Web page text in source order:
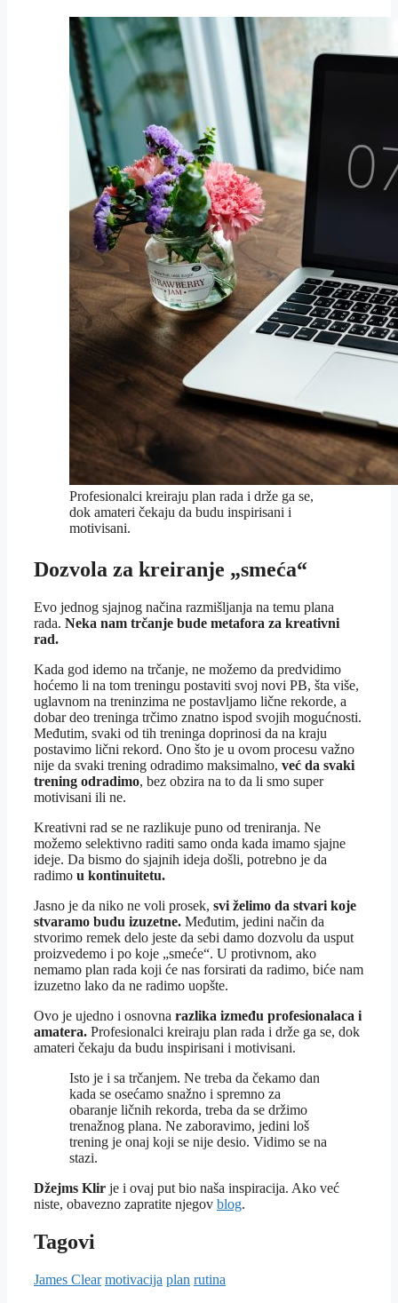
Profesionalci kreiraju plan rada i drže ga se,
dok amateri čekaju da budu inspirisani i
motivisani.
Dozvola za kreiranje „smeća“
Evo jednog sjajnog načina razmišljanja na temu plana
rada. Neka nam trčanje bude metafora za kreativni
rad.
Kada god idemo na trčanje, ne možemo da predvidimo
hoćemo li na tom treningu postaviti svoj novi PB, šta više,
uglavnom na treninzima ne postavljamo lične rekorde, a
dobar deo treninga trčimo znatno ispod svojih mogućnosti.
Međutim, svaki od tih treninga doprinosi da na kraju
postavimo lični rekord. Ono što je u ovom procesu važno
nije da svaki trening odradimo maksimalno, već da svaki
trening odradimo, bez obzira na to da li smo super
motivisani ili ne.
Kreativni rad se ne razlikuje puno od treniranja. Ne
možemo selektivno raditi samo onda kada imamo sjajne
ideje. Da bismo do sjajnih ideja došli, potrebno je da
radimo u kontinuitetu.
Jasno je da niko ne voli prosek, svi želimo da stvari koje
stvaramo budu izuzetne. Međutim, jedini način da
stvorimo remek delo jeste da sebi damo dozvolu da usput
proizvedemo i po koje „smeće“. U protivnom, ako
nemamo plan rada koji će nas forsirati da radimo, biće nam
izuzetno lako da ne radimo uopšte.
Ovo je ujedno i osnovna razlika između profesionalaca i
amatera. Profesionalci kreiraju plan rada i drže ga se, dok
amateri čekaju da budu inspirisani i motivisani.
Isto je i sa trčanjem. Ne treba da čekamo dan
kada se osećamo snažno i spremno za
obaranje ličnih rekorda, treba da se držimo
trenažnog plana. Ne zaboravimo, jedini loš
trening je onaj koji se nije desio. Vidimo se na
stazi.
Džejms Klir je i ovaj put bio naša inspiracija. Ako već
niste, obavezno zapratite njegov blog.
Tagovi
James Clear motivacija plan rutina